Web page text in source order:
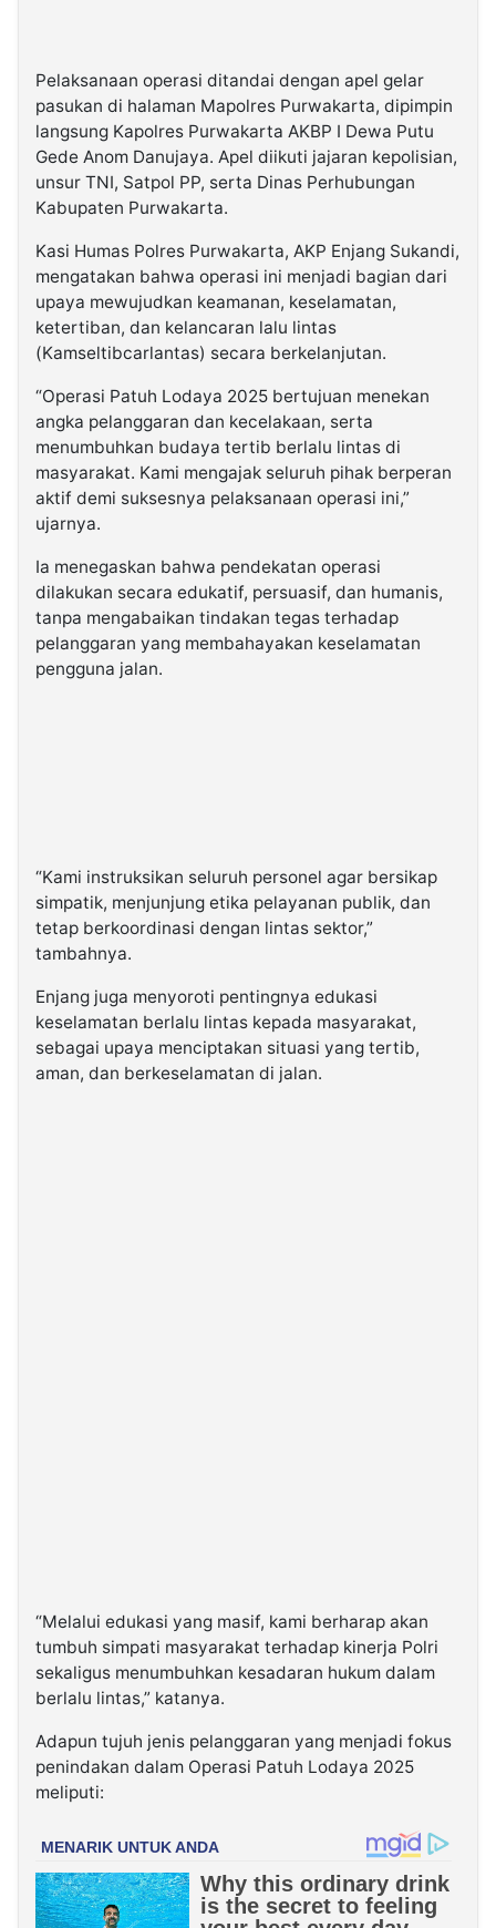
Pelaksanaan operasi ditandai dengan apel gelar
pasukan di halaman Mapolres Purwakarta, dipimpin
langsung Kapolres Purwakarta AKBP I Dewa Putu
Gede Anom Danujaya. Apel diikuti jajaran kepolisian,
unsur TNI, Satpol PP, serta Dinas Perhubungan
Kabupaten Purwakarta.
Kasi Humas Polres Purwakarta, AKP Enjang Sukandi,
mengatakan bahwa operasi ini menjadi bagian dari
upaya mewujudkan keamanan, keselamatan,
ketertiban, dan kelancaran lalu lintas
(Kamseltibcarlantas) secara berkelanjutan.
“Operasi Patuh Lodaya 2025 bertujuan menekan
angka pelanggaran dan kecelakaan, serta
menumbuhkan budaya tertib berlalu lintas di
masyarakat. Kami mengajak seluruh pihak berperan
aktif demi suksesnya pelaksanaan operasi ini,”
ujarnya.
Ia menegaskan bahwa pendekatan operasi
dilakukan secara edukatif, persuasif, dan humanis,
tanpa mengabaikan tindakan tegas terhadap
pelanggaran yang membahayakan keselamatan
pengguna jalan.
“Kami instruksikan seluruh personel agar bersikap
simpatik, menjunjung etika pelayanan publik, dan
tetap berkoordinasi dengan lintas sektor,”
tambahnya.
Enjang juga menyoroti pentingnya edukasi
keselamatan berlalu lintas kepada masyarakat,
sebagai upaya menciptakan situasi yang tertib,
aman, dan berkeselamatan di jalan.
“Melalui edukasi yang masif, kami berharap akan
tumbuh simpati masyarakat terhadap kinerja Polri
sekaligus menumbuhkan kesadaran hukum dalam
berlalu lintas,” katanya.
Adapun tujuh jenis pelanggaran yang menjadi fokus
penindakan dalam Operasi Patuh Lodaya 2025
meliputi: